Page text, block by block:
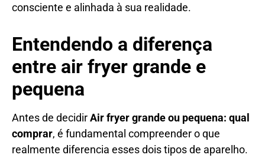
consciente e alinhada à sua realidade.
Entendendo a diferença
entre air fryer grande e
pequena
Antes de decidirAir fryer grande ou pequena: qual
comprar, é fundamental compreender o que
realmente diferencia esses dois tipos de aparelho.